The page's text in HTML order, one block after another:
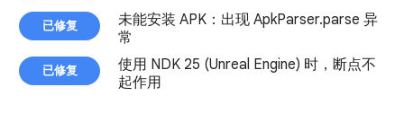
已修复
未能安装 APK：出现 ApkParser.parse 异
常
已修复
使用 NDK 25 (Unreal Engine) 时，断点不
起作用